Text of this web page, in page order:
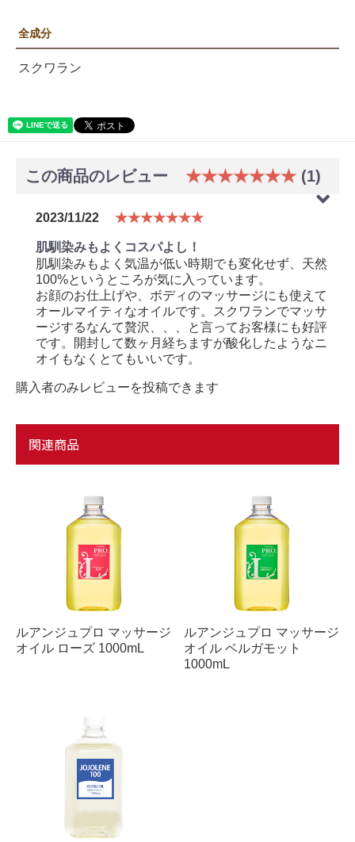
全成分
スクワラン
この商品のレビュー ★★★★★★★ (1)
2023/11/22 ★★★★★★★
肌馴染みもよくコスパよし！
肌馴染みもよく気温が低い時期でも変化せず、天然
100%というところが気に入っています。
お顔のお仕上げや、ボディのマッサージにも使えて
オールマイティなオイルです。スクワランでマッサ
ージするなんて贅沢、、、と言ってお客様にも好評
です。開封して数ヶ月経ちますが酸化したようなニ
オイもなくとてもいいです。
購入者のみレビューを投稿できます
関連商品
ルアンジュプロ マッサージ
オイル ローズ 1000mL
ルアンジュプロ マッサージ
オイル ベルガモット
1000mL